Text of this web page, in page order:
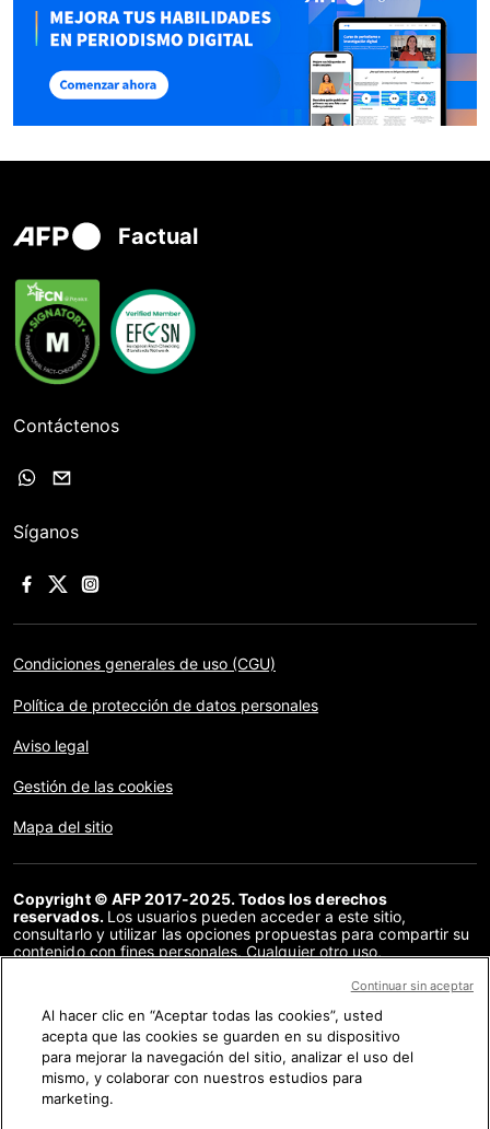
Factual
Contáctenos
Síganos
Condiciones generales de uso (CGU)
Política de protección de datos personales
Aviso legal
Gestión de las cookies
Mapa del sitio
Copyright © AFP 2017-2025. Todos los derechos
reservados. Los usuarios pueden acceder a este sitio,
consultarlo y utilizar las opciones propuestas para compartir su
contenido con fines personales. Cualquier otro uso,
distribución del contenido de este sitio, en su totalidad o en
acuerdo específico firmado con la AFP, está estrictamente
prohibido. Los elementos analizados en cada verificación se
presentan o se enlazan en tanto en cuanto son necesarios para
la correcta comprensión de la verificación en cuestión. La AFP
no cuenta con derechos sobre los autores ni sobre los
propietarios del copyright de estos contenidos de terceras
Al hacer clic en “Aceptar todas las cookies”, usted
acepta que las cookies se guarden en su dispositivo
para mejorar la navegación del sitio, analizar el uso del
mismo, y colaborar con nuestros estudios para
marketing.
Continuar sin aceptar